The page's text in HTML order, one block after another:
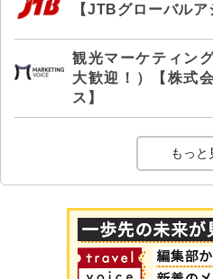
【JTBグローバルア
観光マーケティン
大歓迎！）【株式
ス】
もっと